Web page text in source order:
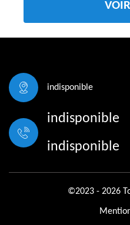
indisponible
indisponible
indisponible
©2023 - 2026